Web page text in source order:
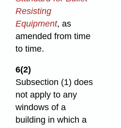
Resisting
Equipment, as
amended from time
to time.
6(2)
Subsection (1) does
not apply to any
windows of a
building in which a